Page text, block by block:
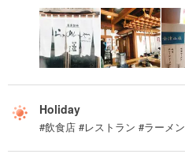
Holiday
#飲食店 #レストラン #ラーメン